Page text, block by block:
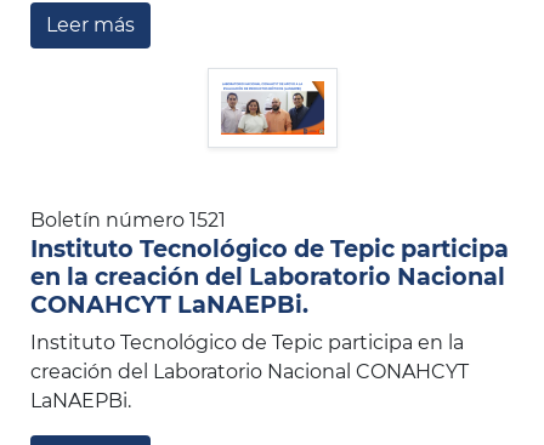
Leer más
Boletín número 1521
Instituto Tecnológico de Tepic participa
en la creación del Laboratorio Nacional
CONAHCYT LaNAEPBi.
Instituto Tecnológico de Tepic participa en la
creación del Laboratorio Nacional CONAHCYT
LaNAEPBi.